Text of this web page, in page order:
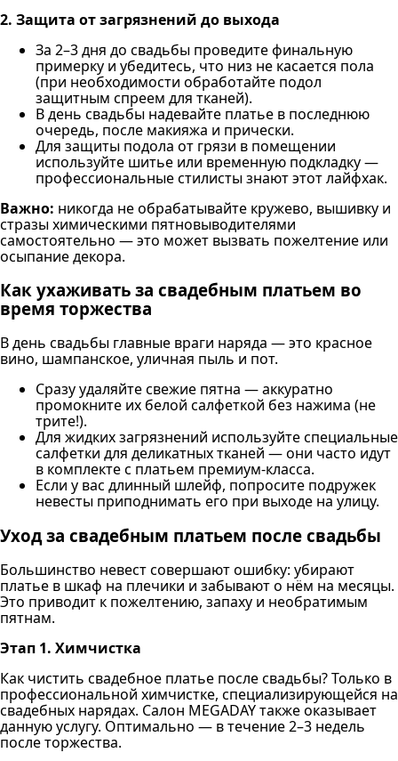
2. Защита от загрязнений до выхода
За 2–3 дня до свадьбы проведите финальную
примерку и убедитесь, что низ не касается пола
(при необходимости обработайте подол
защитным спреем для тканей).
В день свадьбы надевайте платье в последнюю
очередь, после макияжа и прически.
Для защиты подола от грязи в помещении
используйте шитье или временную подкладку —
профессиональные стилисты знают этот лайфхак.
Важно: никогда не обрабатывайте кружево, вышивку и
стразы химическими пятновыводителями
самостоятельно — это может вызвать пожелтение или
осыпание декора.
Как ухаживать за свадебным платьем во
время торжества
В день свадьбы главные враги наряда — это красное
вино, шампанское, уличная пыль и пот.
Сразу удаляйте свежие пятна — аккуратно
промокните их белой салфеткой без нажима (не
трите!).
Для жидких загрязнений используйте специальные
салфетки для деликатных тканей — они часто идут
в комплекте с платьем премиум-класса.
Если у вас длинный шлейф, попросите подружек
невесты приподнимать его при выходе на улицу.
Уход за свадебным платьем после свадьбы
Большинство невест совершают ошибку: убирают
платье в шкаф на плечики и забывают о нём на месяцы.
Это приводит к пожелтению, запаху и необратимым
пятнам.
Этап 1. Химчистка
Как чистить свадебное платье после свадьбы? Только в
профессиональной химчистке, специализирующейся на
свадебных нарядах. Салон MEGADAY также оказывает
данную услугу. Оптимально — в течение 2–3 недель
после торжества.